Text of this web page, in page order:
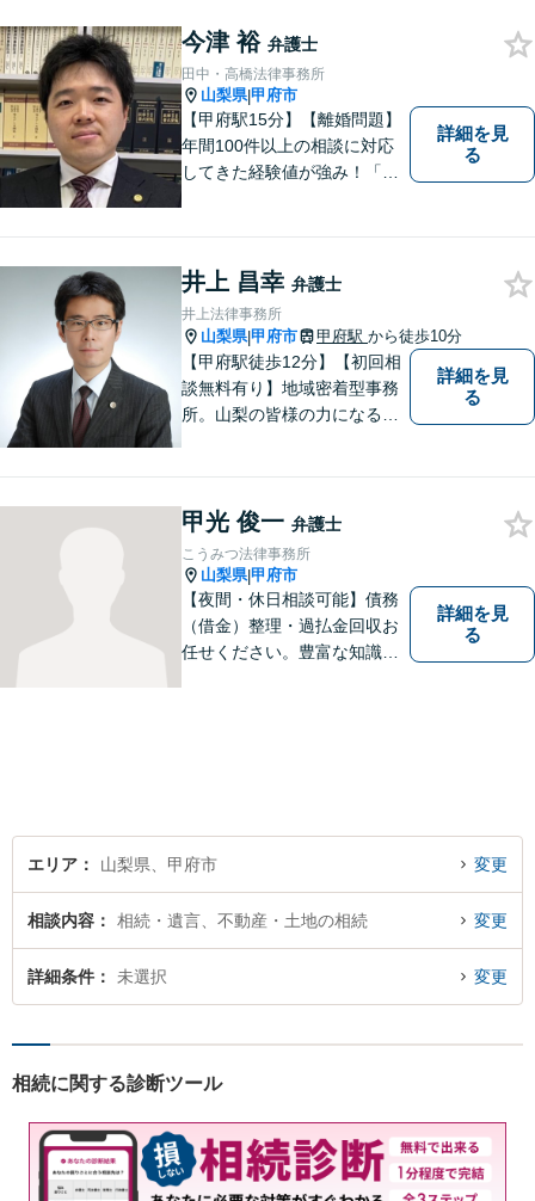
護士には、守秘義務がありま
すので、ご安心してご相談を
いただければと思います。
今津 裕 弁護士
田中・高橋法律事務所
山梨県|甲府市
【甲府駅15分】【離婚問題】
年間100件以上の相談に対応
してきた経験値が強み！「離
の作成や相続人の紛争解決ま
で幅広く対応できます【初回
面談無料】
詳細を見
る
井上 昌幸 弁護士
井上法律事務所
山梨県|甲府市 甲府駅 から徒歩10分
【甲府駅徒歩12分】【初回相
談無料有り】地域密着型事務
所。山梨の皆様の力になるべ
なんでもご相談ください。将
来を見据えた適切なソリュー
ションをご提案いたします。
詳細を見
る
甲光 俊一 弁護士
こうみつ法律事務所
山梨県|甲府市
【夜間・休日相談可能】債務
（借金）整理・過払金回収お
任せください。豊富な知識・
詳細を見
る
エリア 山梨県、甲府市 変更
相談内容 相続・遺言、不動産・土地の相続 変更
詳細条件 未選択 変更
相続に関する診断ツール